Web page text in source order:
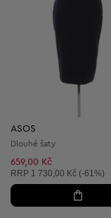
ASOS
Dlouhé šaty
659,00 Kč
Doporučená cena:
RRP 1 730,00 Kč (-61%)